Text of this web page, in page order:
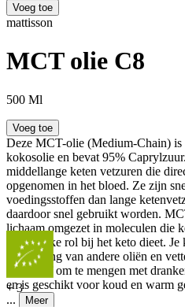
Voeg toe
mattisson
MCT olie C8
500 Ml
Voeg toe
Deze MCT-olie (Medium-Chain) is
kokosolie en bevat 95%
middellange keten vetzuren die
opgenomen in het bloed. Ze zijn
voedingsstoffen dan lange
daardoor snel gebruikt worden.
lichaam omgezet in moleculen die
belangrijke rol bij het keto dieet.
vervanging van andere oliën en
nemen of om te mengen met
en is geschikt voor koud en warm
...
Meer
+3